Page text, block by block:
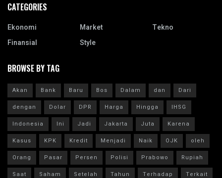
CATEGORIES
Ekonomi
Finansial
Market
Style
Tekno
BROWSE BY TAG
Akan Bank Baru Bos Dalam dan
Dari
dengan
Dolar DPR Harga Hingga
IHSG
Indonesia
Ini Jadi Jakarta Juta
Karena
Kasus
KPK Kredit Menjadi Naik OJK
oleh
Orang
Pasar Persen Polisi Prabowo
Rupiah
Saat
Saham Setelah Tahun Terhadap Terkait